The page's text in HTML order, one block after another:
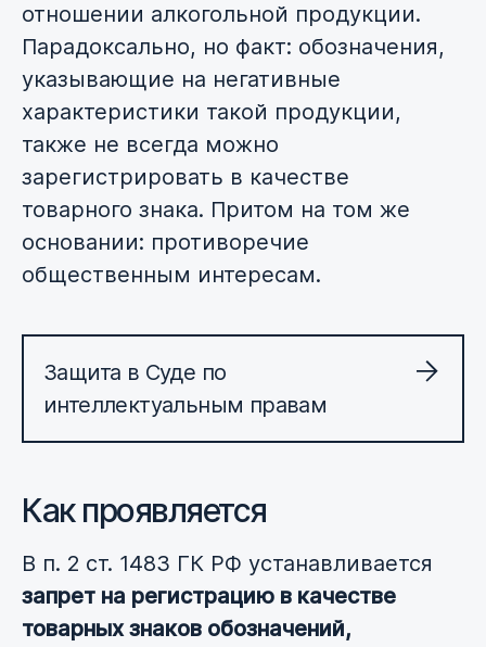
отношении алкогольной продукции.
Парадоксально, но факт: обозначения,
указывающие на негативные
характеристики такой продукции,
также не всегда можно
зарегистрировать в качестве
товарного знака. Притом на том же
основании: противоречие
общественным интересам.
Защита в Суде по
интеллектуальным правам
Как проявляется
В п. 2 ст. 1483 ГК РФ устанавливается
запрет на регистрацию в качестве
товарных знаков обозначений,